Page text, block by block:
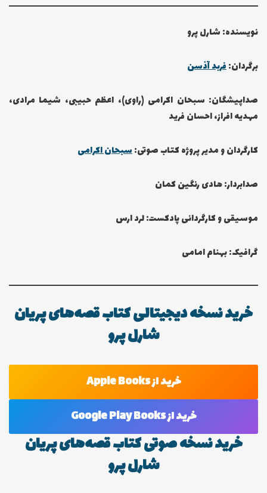
نویسنده: شارل پرو
برگردان:فربد آذسن
صداپیشگان: سبحان اکرامی (راوی)، اعظم حبیبی، شیما مرادی،
مهدیه افراز، احسان فرید
کارگردان و مدیر پروژه کتاب صوتی:سبحان اکرامی
صدابردار: هادی رنگین کمان
موسیقی و کارگردانی پادکست: لرد ارس
گرافیک: بهنام امامی
خرید نسخه دیجیتالی کتاب قصه‌های پریان
شارل پرو
خرید از Apple Books
خرید از Google Play Books
خرید نسخه صوتی کتاب قصه‌های پریان
شارل پرو